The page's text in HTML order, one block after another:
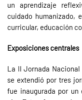
un aprendizaje
cuidado humanizado,
curricular, educación
Exposiciones centrales
La II Jornada
se extendió por tres
fue inaugurada por un